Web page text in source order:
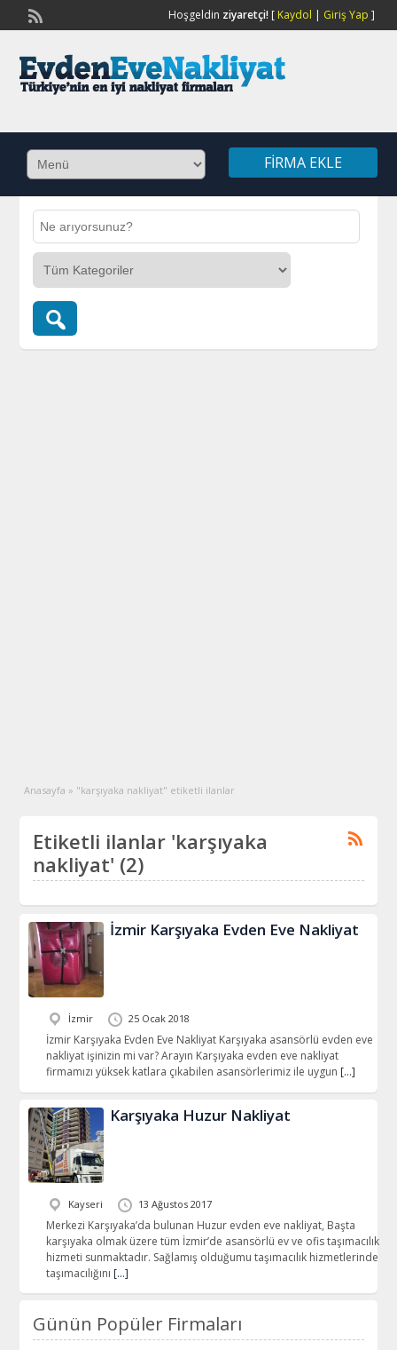
Hoşgeldin ziyaretçi![ Kaydol | Giriş Yap ]
FIRMA EKLE
Anasayfa » "karşıyaka nakliyat" etiketli ilanlar
Etiketli ilanlar 'karşıyaka
nakliyat' (2)
İzmir Karşıyaka Evden Eve Nakliyat
İzmir 25 Ocak 2018
İzmir Karşıyaka Evden Eve Nakliyat Karşıyaka asansörlü evden eve
nakliyat işinizin mi var? Arayın Karşıyaka evden eve nakliyat
firmamızı yüksek katlara çıkabilen asansörlerimiz ile uygun […]
Karşıyaka Huzur Nakliyat
Kayseri 13 Ağustos 2017
Merkezi Karşıyaka’da bulunan Huzur evden eve nakliyat, Başta
karşıyaka olmak üzere tüm İzmir’de asansörlü ev ve ofis taşımacılık
hizmeti sunmaktadır. Sağlamış olduğumu taşımacılık hizmetlerinde
taşımacılığını […]
Günün Popüler Firmaları